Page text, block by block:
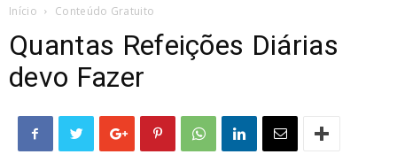
Início Conteúdo Gratuito
Quantas Refeições Diárias
devo Fazer